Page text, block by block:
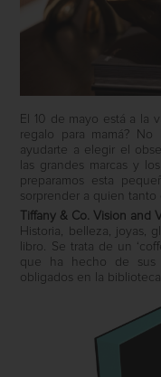
El 10 de mayo está a la
regalo para mamá?
ayudarte a elegir el
las grandes marcas y
preparamos esta
sorprender a quien tanto
Tiffany & Co. Vision and
Historia, belleza, joyas,
libro. Se trata de un
que ha hecho de sus
obligados en la